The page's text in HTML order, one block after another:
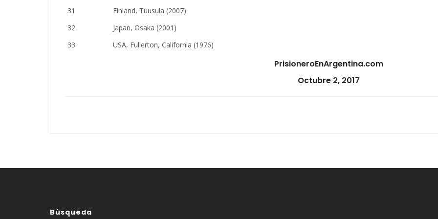
31
Finland, Tuusula (2007)
32
Japan, Osaka (2001)
33
USA, Fullerton, California (1976)
PrisioneroEnArgentina.com
Octubre 2, 2017
Búsqueda